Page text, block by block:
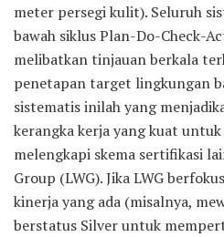
meter persegi kulit). Seluruh
bawah siklus Plan-Do-Check-
melibatkan tinjauan berkala
penetapan target lingkungan
sistematis inilah yang
kerangka kerja yang kuat
melengkapi skema sertifikasi
Group (LWG). Jika LWG
kinerja yang ada (misalnya,
berstatus Silver untuk